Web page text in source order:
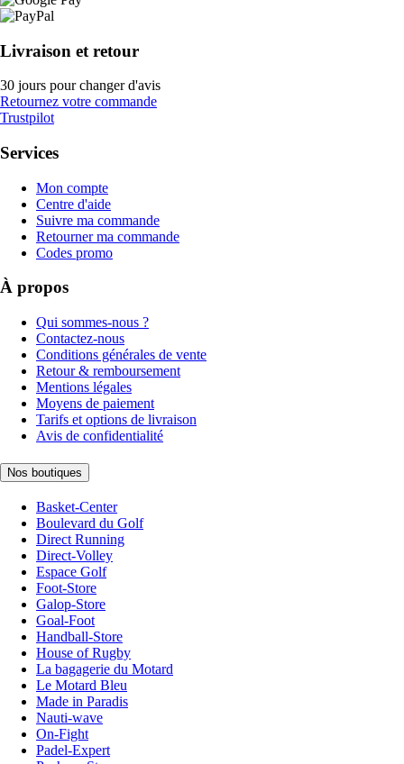
Livraison et retour
30 jours pour changer d'avis
Retournez votre commande
Trustpilot
Services
Mon compte
Centre d'aide
Suivre ma commande
Retourner ma commande
Codes promo
À propos
Qui sommes-nous ?
Contactez-nous
Conditions générales de vente
Retour & remboursement
Mentions légales
Moyens de paiement
Tarifs et options de livraison
Avis de confidentialité
Nos boutiques
Basket-Center
Boulevard du Golf
Direct Running
Direct-Volley
Espace Golf
Foot-Store
Galop-Store
Goal-Foot
Handball-Store
House of Rugby
La bagagerie du Motard
Le Motard Bleu
Made in Paradis
Nauti-wave
On-Fight
Padel-Expert